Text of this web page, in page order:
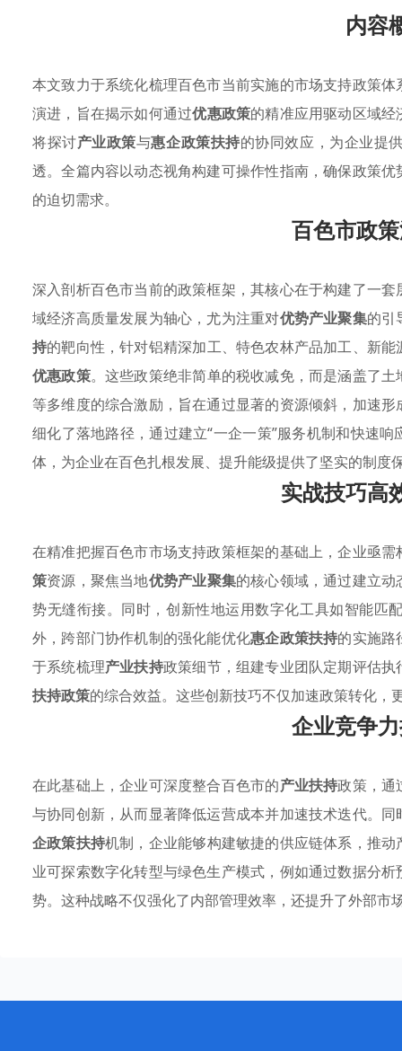
内容
本文致力于系统化梳理百色市当前实施的市场支持政策
演进，旨在揭示如何通过优惠政策的精准应用驱动区域
将探讨产业政策与惠企政策扶持的协同效应，为企业提
透。全篇内容以动态视角构建可操作性指南，确保政策
的迫切需求。
百色市政
深入剖析百色市当前的政策框架，其核心在于构建了一
域经济高质量发展为轴心，尤为注重对优势产业聚集的引
持的靶向性，针对铝精深加工、特色农林产品加工、新
优惠政策。这些政策绝非简单的税收减免，而是涵盖了
等多维度的综合激励，旨在通过显著的资源倾斜，加速
细化了落地路径，通过建立“一企一策”服务机制和快速
体，为企业在百色扎根发展、提升能级提供了坚实的制度
实战技巧高
在精准把握百色市市场支持政策框架的基础上，企业亟
策资源，聚焦当地优势产业聚集的核心领域，通过建立
势无缝衔接。同时，创新性地运用数字化工具如智能匹
外，跨部门协作机制的强化能优化惠企政策扶持的实施路
于系统梳理产业扶持政策细节，组建专业团队定期评估
扶持政策的综合效益。这些创新技巧不仅加速政策转化，
企业竞争
在此基础上，企业可深度整合百色市的产业扶持政策，通
与协同创新，从而显著降低运营成本并加速技术迭代。同
企政策扶持机制，企业能够构建敏捷的供应链体系，推
业可探索数字化转型与绿色生产模式，例如通过数据分
势。这种战略不仅强化了内部管理效率，还提升了外部市